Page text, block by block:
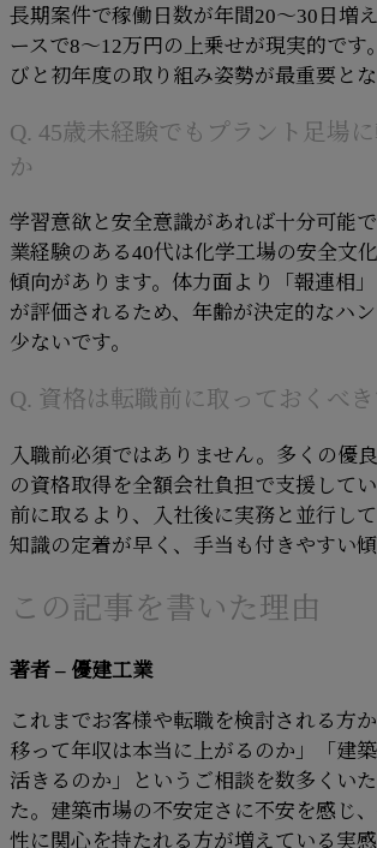
長期案件で稼働日数が年間20〜30日増
ースで8〜12万円の上乗せが現実的です
びと初年度の取り組み姿勢が最重要とな
Q. 45歳未経験でもプラント足場
か
学習意欲と安全意識があれば十分可能
業経験のある40代は化学工場の安全文
傾向があります。体力面より「報連相
が評価されるため、年齢が決定的なハ
少ないです。
Q. 資格は転職前に取っておくべ
入職前必須ではありません。多くの優
の資格取得を全額会社負担で支援して
前に取るより、入社後に実務と並行し
知識の定着が早く、手当も付きやすい傾
この記事を書いた理由
著者 – 優建工業
これまでお客様や転職を検討される方
移って年収は本当に上がるのか」「建
活きるのか」というご相談を数多くい
た。建築市場の不安定さに不安を感じ
性に関心を持たれる方が増えている実感